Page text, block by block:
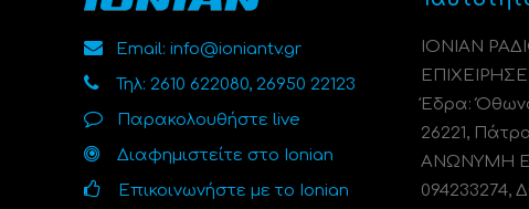
Email: info@ioniantv.gr
Τηλ: 2610 622080, 26950 22123
Παρακολουθήστε live
Διαφημιστείτε στο Ionian
Επικοινωνήστε με το Ionian
ΙΟΝΙΑΝ
Έδρα:
26221,
ΑΝΩΝΥΜΗ
094233274,